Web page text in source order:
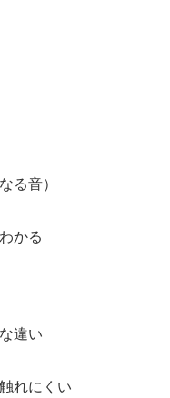
る音）
かる
違い
れにくい